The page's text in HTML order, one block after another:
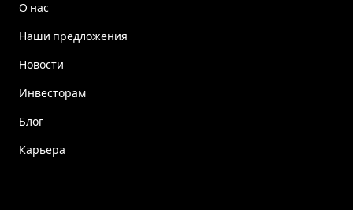
О нас
Наши предложения
Новости
Инвесторам
Блог
Карьера